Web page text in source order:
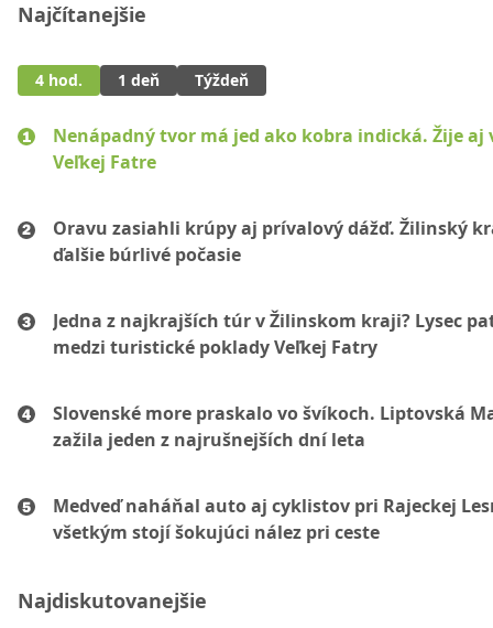
Najčítanejšie
4 hod. 1 deň Týždeň
Nenápadný tvor má jed ako kobra indická. Žije aj
Veľkej Fatre
Oravu zasiahli krúpy aj prívalový dážď. Žilinský
ďalšie búrlivé počasie
Jedna z najkrajších túr v Žilinskom kraji? Lysec
medzi turistické poklady Veľkej Fatry
Slovenské more praskalo vo švíkoch. Liptovská
zažila jeden z najrušnejších dní leta
Medveď naháňal auto aj cyklistov pri Rajeckej
všetkým stojí šokujúci nález pri ceste
Najdiskutovanejšie